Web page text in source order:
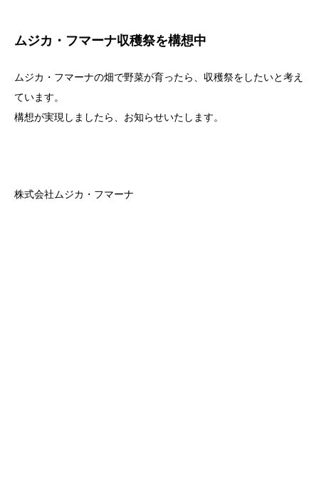
ムジカ・フマーナ収穫祭を構想中
ムジカ・フマーナの畑で野菜が育ったら、収穫祭をしたいと考え
ています。
構想が実現しましたら、お知らせいたします。
株式会社ムジカ・フマーナ